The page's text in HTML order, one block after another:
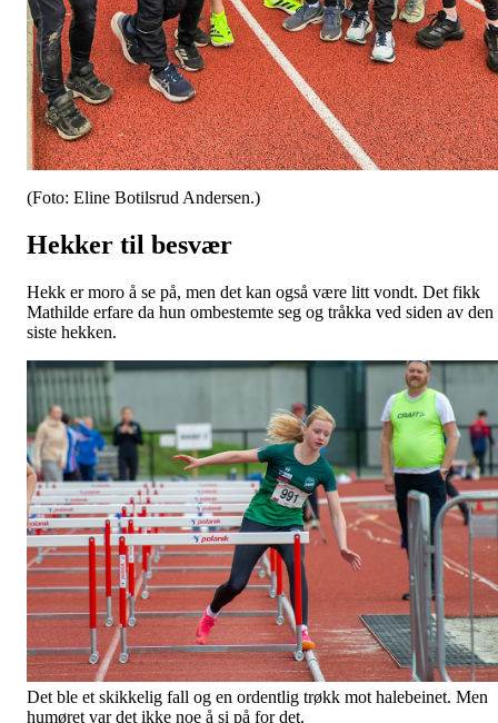
(Foto: Eline Botilsrud Andersen.)
Hekker til besvær
Hekk er moro å se på, men det kan også være litt vondt. Det fikk
Mathilde erfare da hun ombestemte seg og tråkka ved siden av den
siste hekken.
Det ble et skikkelig fall og en ordentlig trøkk mot halebeinet. Men
humøret var det ikke noe å si på for det.